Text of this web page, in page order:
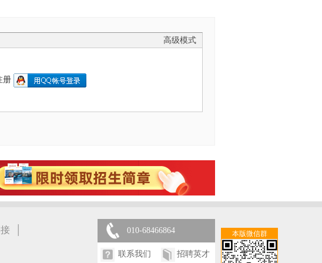
高级模式
册
本版微信群
| 010-68466864
联系我们 招聘英才